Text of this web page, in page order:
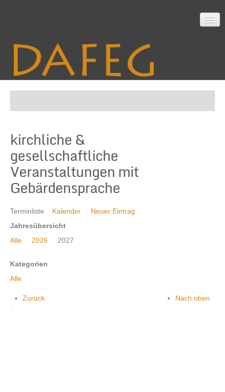
Mitarbeit
Material
Themen
Kontakt
kirchliche &
gesellschaftliche
Veranstaltungen mit
Gebärdensprache
Terminliste Kalender
Neuer Eintrag
Jahresübersicht
Alle
2026 2027
Kategorien
Alle
Zurück
Nach oben